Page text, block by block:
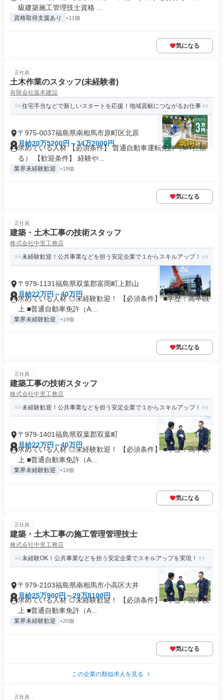
級建築施工管理技士資格 ...
資格取得支援あり +11個
気になる
正社員
土木作業のスタッフ(未経験者)
有限会社坂本建設
住宅手当などで新しいスタートを応援！地域貢献につながるお仕事
〒975-0037福島県南相馬市原町区北原
月給20万5200円～34万2000円
求めている人材 【必須条件】 普通自動車運転免許（MTに限
る） 【歓迎条件】 経験や...
業界未経験歓迎 +18個
気になる
正社員
建築・土木工事の技術スタッフ
株式会社中里工務店
未経験歓迎！公共事業などを担う安定企業で１からスキルアップ！
〒979-1131福島県双葉郡富岡町上郡山
月給22万円～40万円
求めている人材 ◎未経験歓迎！ 【必須条件】 ■学歴：高卒以
上 ■普通自動車免許（A...
業界未経験歓迎 +19個
気になる
正社員
建築工事の技術スタッフ
株式会社中里工務店
未経験歓迎！公共事業などを担う安定企業で１からスキルアップ！
〒979-1401福島県双葉郡双葉町
月給22万円～40万円
求めている人材 ◎未経験歓迎！ 【必須条件】 ■学歴：高卒以
上 ■普通自動車免許（A...
業界未経験歓迎 +19個
気になる
正社員
建築・土木工事の施工管理管理技士
株式会社中里工務店
未経験OK！公共事業などを担う安定企業でスキルアップを実現！
〒979-2103福島県南相馬市小高区大井
月給25万900円～29万8100円
求めている人材 ◎未経験歓迎！ 【必須条件】 ■学歴：高卒以
上 ■普通自動車免許（A...
業界未経験歓迎 +20個
気になる
この企業の類似求人を見る
正社員